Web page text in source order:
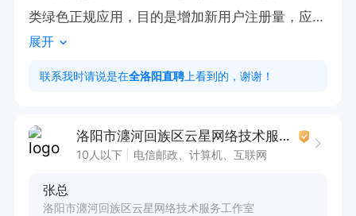
类绿色正规应用，目的是增加新用户注册量，应付
每月指标考核的(自己注册就行，不要求分享和推
广，公司不留你任何信息，注册的账号是你自己
[待遇]：150~200元一天，中午饭+饮品+小零食，
工资日结不拖欠!!轻轻松松上班高高兴兴下班!!
展开
联系我时请说是在全洛阳直聘 上看到的，谢谢！
洛阳市瀍河回族区云星网络技术服务工作室
10人以下 电信邮政、计算机、互联网
张总
洛阳市瀍河回族区云星网络技术服务工作室